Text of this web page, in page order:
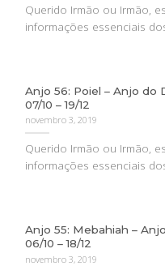
Querido Irmão ou Irmão,
informações essenciais
Anjo 56: Poiel – Anjo do
07/10 – 19/12
novembro 3, 2019
Querido Irmão ou Irmão,
informações essenciais
Anjo 55: Mebahiah –
06/10 – 18/12
novembro 3, 2019